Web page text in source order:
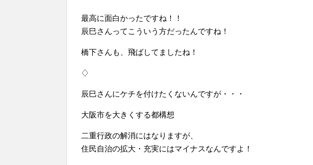
最高に面白かったですね！！
辰巳さんってこういう方だったんですね！
橋下さんも、飛ばしてましたね！
♢
辰巳さんにケチを付けたくないんですが・・・
大阪市を大きくする都構想
二重行政の解消にはなりますが、
住民自治の拡大・充実にはマイナスなんですよ！